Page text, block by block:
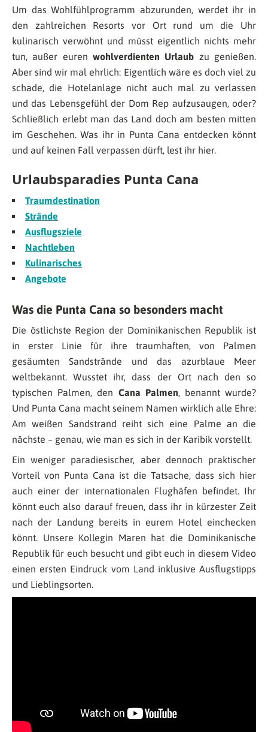
Um das Wohlfühlprogramm abzurunden, werdet ihr in
den zahlreichen Resorts vor Ort rund um die Uhr
kulinarisch verwöhnt und müsst eigentlich nichts mehr
tun, außer euren wohlverdienten Urlaub zu genießen.
Aber sind wir mal ehrlich: Eigentlich wäre es doch viel zu
schade, die Hotelanlage nicht auch mal zu verlassen
und das Lebensgefühl der Dom Rep aufzusaugen, oder?
Schließlich erlebt man das Land doch am besten mitten
im Geschehen. Was ihr in Punta Cana entdecken könnt
und auf keinen Fall verpassen dürft, lest ihr hier.
Urlaubsparadies Punta Cana
Traumdestination
Strände
Ausflugsziele
Nachtleben
Kulinarisches
Angebote
Was die Punta Cana so besonders macht
Die östlichste Region der Dominikanischen Republik ist
in erster Linie für ihre traumhaften, von Palmen
gesäumten Sandstrände und das azurblaue Meer
weltbekannt. Wusstet ihr, dass der Ort nach den so
typischen Palmen, den Cana Palmen, benannt wurde?
Und Punta Cana macht seinem Namen wirklich alle Ehre:
Am weißen Sandstrand reiht sich eine Palme an die
nächste – genau, wie man es sich in der Karibik vorstellt.
Ein weniger paradiesischer, aber dennoch praktischer
Vorteil von Punta Cana ist die Tatsache, dass sich hier
auch einer der internationalen Flughäfen befindet. Ihr
könnt euch also darauf freuen, dass ihr in kürzester Zeit
nach der Landung bereits in eurem Hotel einchecken
könnt. Unsere Kollegin Maren hat die Dominikanische
Republik für euch besucht und gibt euch in diesem Video
einen ersten Eindruck vom Land inklusive Ausflugstipps
und Lieblingsorten.